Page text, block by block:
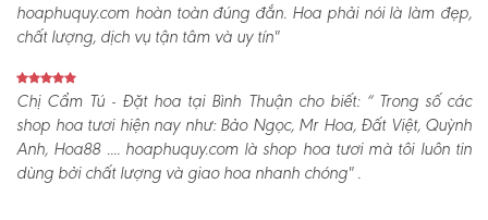
hoaphuquy.com hoàn toàn đúng đắn. Hoa phải nói là làm đẹp,
chất lượng, dịch vụ tận tâm và uy tín"
Chị Cẩm Tú - Đặt hoa tại Bình Thuận cho biết:“ Trong số các
shop hoa tươi hiện nay như: Bảo Ngọc, Mr Hoa, Đất Việt, Quỳnh
Anh, Hoa88 .... hoaphuquy.com là shop hoa tươi mà tôi luôn tin
dùng bởi chất lượng và giao hoa nhanh chóng" .